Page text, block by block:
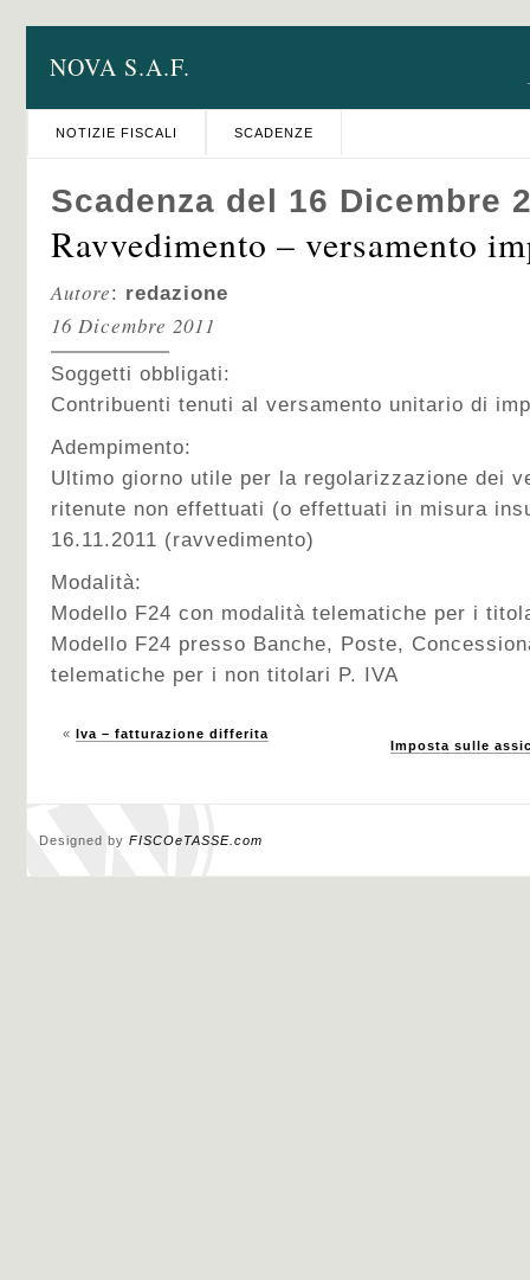
NOVA S.A.F.
NOTIZIE FISCALI SCADENZE
Scadenza del 16 Dicembre
Ravvedimento – versamento
Autore: redazione
16 Dicembre 2011
Soggetti obbligati:
Contribuenti tenuti al versamento unitario di
Adempimento:
Ultimo giorno utile per la regolarizzazione dei
ritenute non effettuati (o effettuati in misura
16.11.2011 (ravvedimento)
Modalità:
Modello F24 con modalità telematiche per i
Modello F24 presso Banche, Poste,
telematiche per i non titolari P. IVA
« Iva – fatturazione differita
Imposta sulle
Designed by FISCOeTASSE.com